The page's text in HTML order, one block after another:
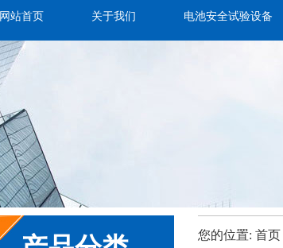
网站首页 关于我们 电池安全试验设备
您的位置: 首页